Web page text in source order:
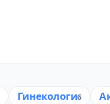
Гинекологи6